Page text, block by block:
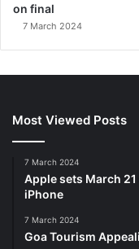
on final
7 March 2024
Most Viewed Posts
7 March 2024
Apple sets March
iPhone
7 March 2024
Goa Tourism